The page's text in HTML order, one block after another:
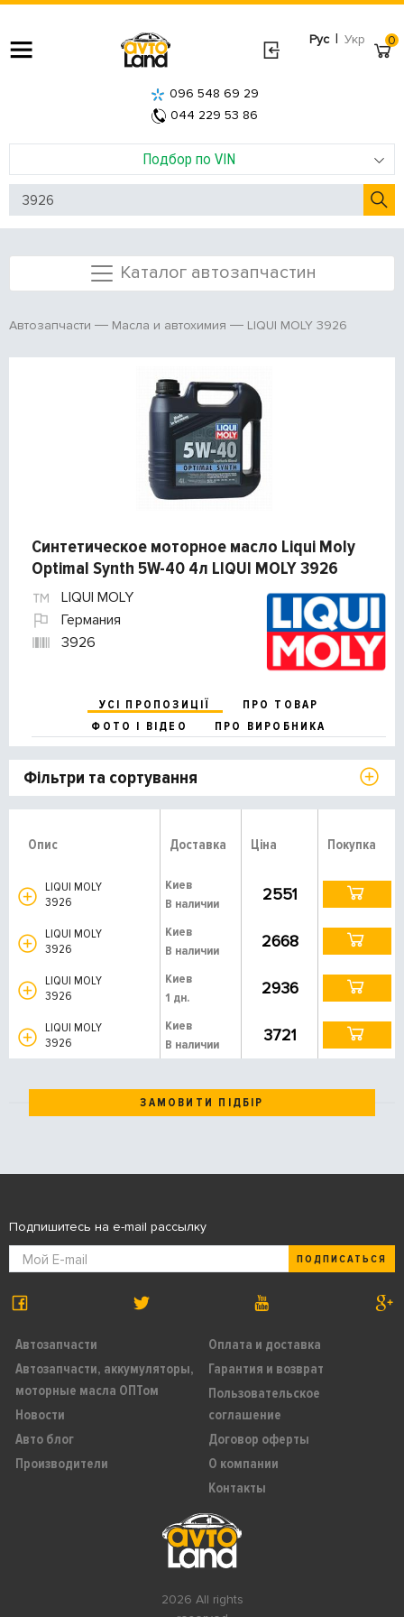
Рус | Укр
Подбор по VIN
096 548 69 29
044 229 53 86
0
Каталог автозапчастин
Автозапчасти Масла и автохимия LIQUI MOLY 3926
Синтетическое моторное масло Liqui Moly
Optimal Synth 5W-40 4л LIQUI MOLY 3926
LIQUI MOLY
Германия
3926
УСІ ПРОПОЗИЦІЇ
ПРО ТОВАР
ФОТО І ВІДЕО
ПРО ВИРОБНИКА
Фільтри та сортування
Опис Доставка Ціна Покупка
LIQUI MOLY
3926
Киев
В наличии
2551
LIQUI MOLY
3926
Киев
В наличии
2668
LIQUI MOLY
3926
Киев
1 дн.
2936
LIQUI MOLY
3926
Киев
В наличии
3721
ЗАМОВИТИ ПІДБІР
2026 All rights
Автозапчасти
Автозапчасти, аккумуляторы,
моторные масла ОПТом
Новости
Авто блог
Производители
Оплата и доставка
Гарантия и возврат
Пользовательское
соглашение
Договор оферты
О компании
Контакты
Подпишитесь на e-mail рассылку
ПОДПИСАТЬСЯ